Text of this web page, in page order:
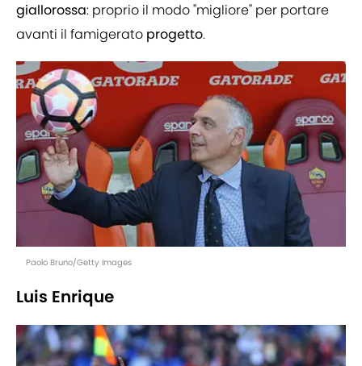
giallorossa: proprio il modo "migliore" per portare
avanti il famigerato progetto.
Paolo Bruno/Getty Images
Luis Enrique